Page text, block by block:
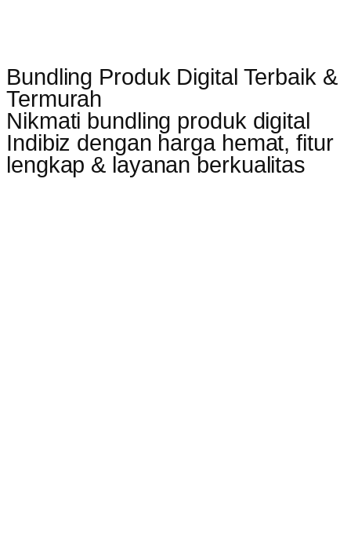
Bundling Produk Digital Terbaik &
Termurah
Nikmati bundling produk digital
Indibiz dengan harga hemat, fitur
lengkap & layanan berkualitas